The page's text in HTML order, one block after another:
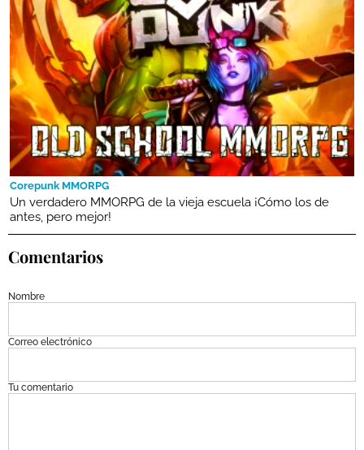
Corepunk MMORPG
Un verdadero MMORPG de la vieja escuela ¡Cómo los de
antes, pero mejor!
Comentarios
Nombre
Correo electrónico
Tu comentario